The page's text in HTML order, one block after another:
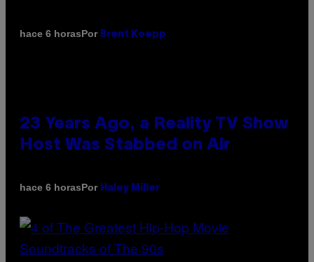
hace 6 horasPor Brent Koepp
23 Years Ago, a Reality TV Show
Host Was Stabbed on Air
hace 6 horasPor Haley Miller